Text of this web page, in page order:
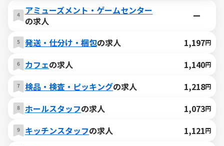
アミューズメント・ゲームセンター
の求人
ー
発送・仕分け・梱包の求人 1,197円
カフェの求人 1,140円
検品・検査・ピッキングの求人 1,218円
ホールスタッフの求人 1,073円
キッチンスタッフの求人 1,121円